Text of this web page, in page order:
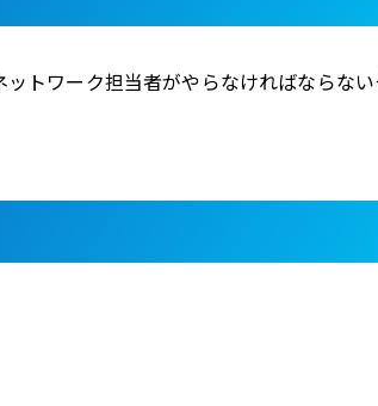
トワーク担当者がやらなければならな